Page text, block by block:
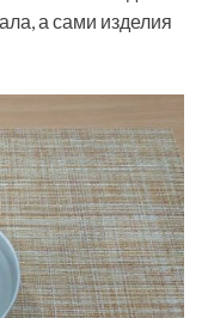
а сами изделия